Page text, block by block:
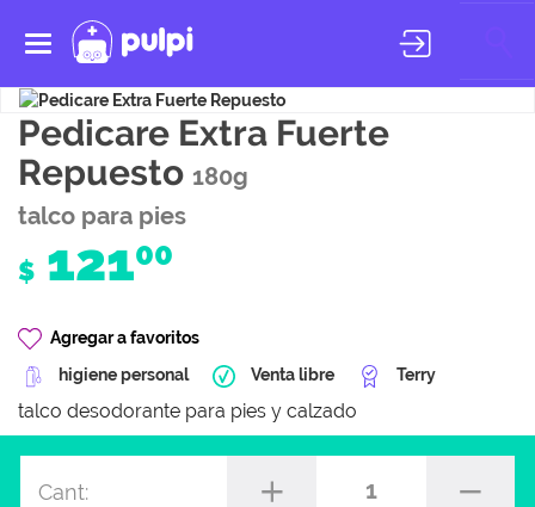
Toggle
navigation
Pedicare Extra Fuerte
Repuesto 180g
talco para pies
$ 12100
Agregar a favoritos
higiene personal
Venta libre Terry
talco desodorante para pies y calzado
Cant: 1